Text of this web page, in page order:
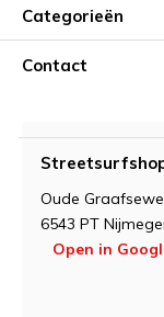
Categorieën
Contact
Oude
6543 PT
Open in